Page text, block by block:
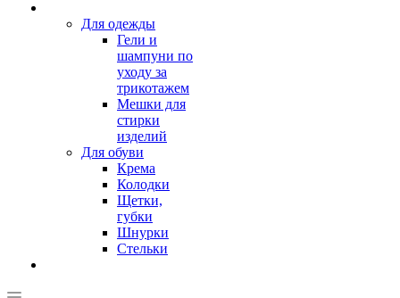
Для одежды
Гели и
шампуни по
уходу за
трикотажем
Мешки для
стирки
изделий
Для обуви
Крема
Колодки
Щетки,
губки
Шнурки
Стельки